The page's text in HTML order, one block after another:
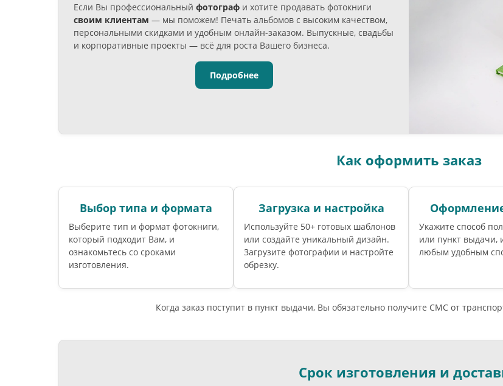
Если Вы профессиональный фотограф и хотите продавать фотокниги
своим клиентам — мы поможем! Печать альбомов с высоким качеством,
персональными скидками и удобным онлайн-заказом. Выпускные, свадьбы
и корпоративные проекты — всё для роста Вашего бизнеса.
Подробнее
Как оформить заказ
Выбор типа и формата
Выберите тип и формат фотокниги,
который подходит Вам, и
ознакомьтесь со сроками
изготовления.
Загрузка и настройка
Используйте 50+ готовых шаблонов
или создайте уникальный дизайн.
Загрузите фотографии и настройте
обрезку.
Укажите способ
или пункт выдачи,
любым удобным
Когда заказ поступит в пункт выдачи, Вы обязательно получите СМС от
Срок изготовления и